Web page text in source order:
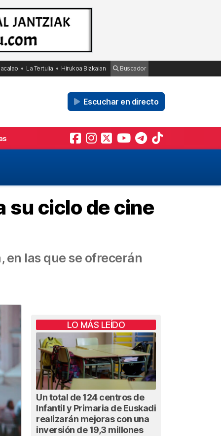
La Tertulia Hirukoa Bizkaian Buscador
Escuchar en directo
su ciclo de cine
en las que se ofrecerán
LO MÁS LEÍDO
Un total de 124 centros de
Infantil y Primaria de Euskadi
realizarán mejoras con una
inversión de 19,3 millones